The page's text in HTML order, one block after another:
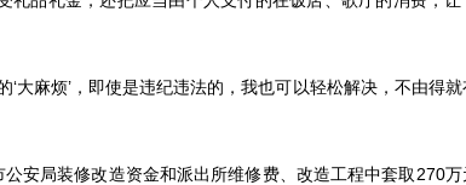
‘大麻烦’，即使是违纪违法的，我也可以轻松解决，不由得
安局装修改造资金和派出所维修费、改造工程中套取 270万